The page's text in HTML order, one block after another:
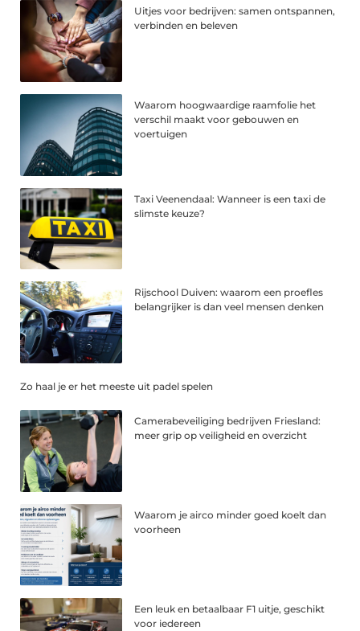
Uitjes voor bedrijven: samen ontspannen,
verbinden en beleven
Waarom hoogwaardige raamfolie het
verschil maakt voor gebouwen en
voertuigen
Taxi Veenendaal: Wanneer is een taxi de
slimste keuze?
Rijschool Duiven: waarom een proefles
belangrijker is dan veel mensen denken
Zo haal je er het meeste uit padel spelen
Camerabeveiliging bedrijven Friesland:
meer grip op veiligheid en overzicht
Waarom je airco minder goed koelt dan
voorheen
Een leuk en betaalbaar F1 uitje, geschikt
voor iedereen